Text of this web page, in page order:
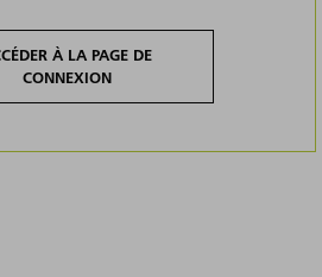
À LA PAGE DE
CONNEXION